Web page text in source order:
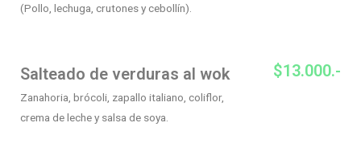
(Pollo, lechuga, crutones y cebollín).
Salteado de verduras al wok
Zanahoria, brócoli, zapallo italiano, coliflor,
crema de leche y salsa de soya.
$13.000.-